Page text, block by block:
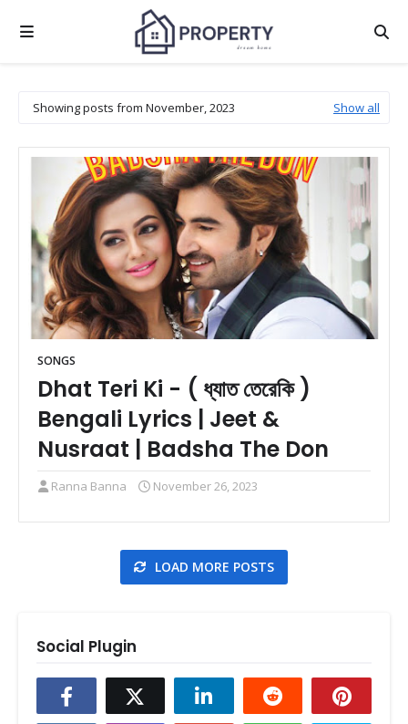
Showing posts from November, 2023 Show all
SONGS
Dhat Teri Ki - ( ধ্যাত তেরেকি )
Bengali Lyrics | Jeet &
Nusraat | Badsha The Don
Ranna Banna November 26, 2023
LOAD MORE POSTS
Social Plugin